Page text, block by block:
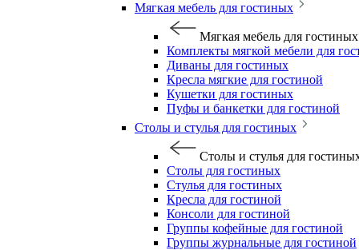
Мягкая мебель для гостиных
Мягкая мебель для гостиных
Комплекты мягкой мебели для
Диваны для гостиных
Кресла мягкие для гостиной
Кушетки для гостиных
Пуфы и банкетки для гостиной
Столы и стулья для гостиных
Столы и стулья для
Столы для гостиных
Стулья для гостиных
Кресла для гостиной
Консоли для гостиной
Группы кофейные для гостиной
Группы журнальные для гостиной